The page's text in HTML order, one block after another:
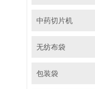
中药切片机
无纺布袋
包装袋